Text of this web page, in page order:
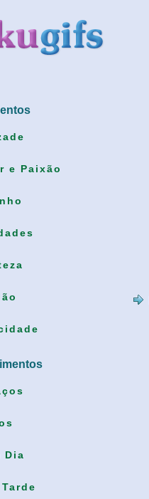
e Paixão
Dia